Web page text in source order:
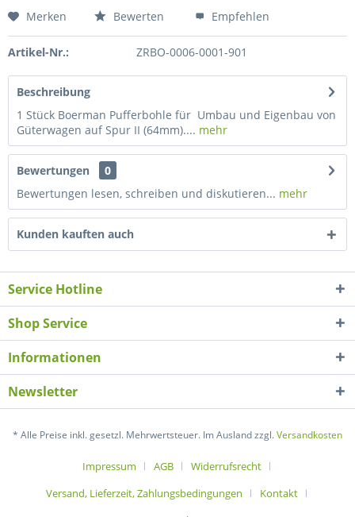
Merken Bewerten Empfehlen
Artikel-Nr.: ZRBO-0006-0001-901
Beschreibung
1 Stück Boerman Pufferbohle für Umbau und Eigenbau von
Güterwagen auf Spur II (64mm).... mehr
Bewertungen
0
Bewertungen lesen, schreiben und diskutieren... mehr
Kunden kauften auch
Service Hotline
Shop Service
Informationen
Newsletter
* Alle Preise inkl. gesetzl. Mehrwertsteuer. Im Ausland zzgl.Versandkosten
Impressum AGB
Widerrufsrecht
Versand, Lieferzeit, Zahlungsbedingungen
Kontakt